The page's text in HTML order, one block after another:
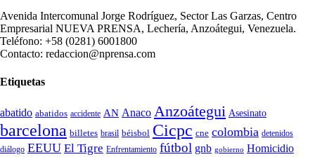
Avenida Intercomunal Jorge Rodríguez, Sector Las Garzas, Centro
Empresarial NUEVA PRENSA, Lechería, Anzoátegui, Venezuela.
Teléfono: +58 (0281) 6001800
Contacto: redaccion@nprensa.com
Etiquetas
abatido abatidos accidente AN Anaco Anzoátegui Asesinato
barcelona billetes brasil béisbol Cicpc cne colombia detenidos
diálogo EEUU El Tigre Enfrentamiento fútbol gnb gobierno Homicidio